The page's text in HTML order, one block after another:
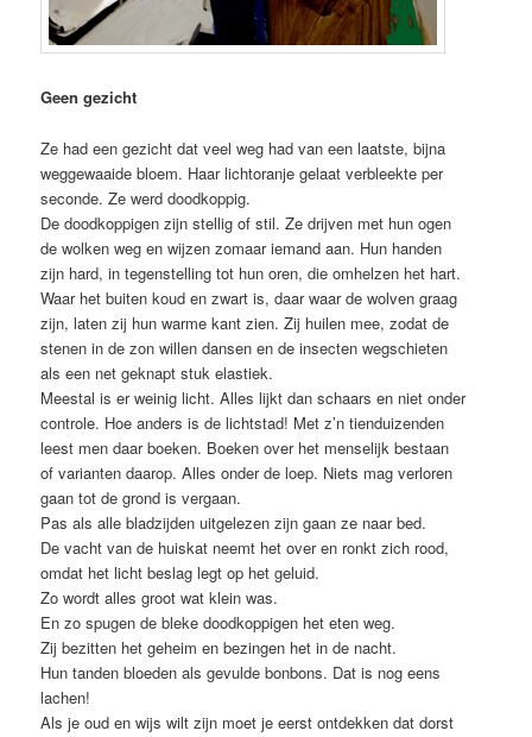
Geen gezicht
Ze had een gezicht dat veel weg had van een laatste, bijna
weggewaaide bloem. Haar lichtoranje gelaat verbleekte per
seconde. Ze werd doodkoppig.
De doodkoppigen zijn stellig of stil. Ze drijven met hun ogen
de wolken weg en wijzen zomaar iemand aan. Hun handen
zijn hard, in tegenstelling tot hun oren, die omhelzen het hart.
Waar het buiten koud en zwart is, daar waar de wolven graag
zijn, laten zij hun warme kant zien. Zij huilen mee, zodat de
stenen in de zon willen dansen en de insecten wegschieten
als een net geknapt stuk elastiek.
Meestal is er weinig licht. Alles lijkt dan schaars en niet onder
controle. Hoe anders is de lichtstad! Met z’n tienduizenden
leest men daar boeken. Boeken over het menselijk bestaan
of varianten daarop. Alles onder de loep. Niets mag verloren
gaan tot de grond is vergaan.
Pas als alle bladzijden uitgelezen zijn gaan ze naar bed.
De vacht van de huiskat neemt het over en ronkt zich rood,
omdat het licht beslag legt op het geluid.
Zo wordt alles groot wat klein was.
En zo spugen de bleke doodkoppigen het eten weg.
Zij bezitten het geheim en bezingen het in de nacht.
Hun tanden bloeden als gevulde bonbons. Dat is nog eens
lachen!
Als je oud en wijs wilt zijn moet je eerst ontdekken dat dorst